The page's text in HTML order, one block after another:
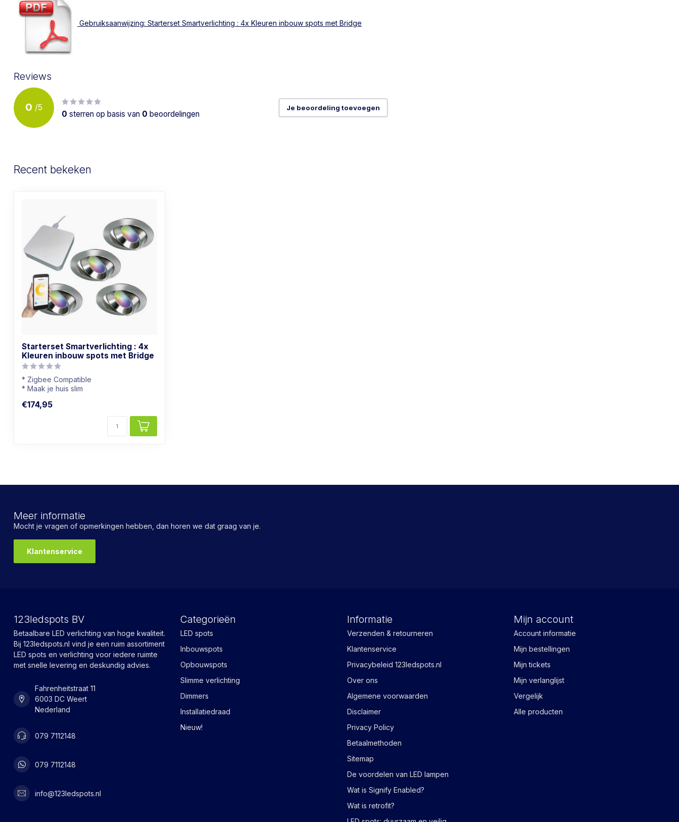
Gebruiksaanwijzing: Starterset Smartverlichting : 4x Kleuren inbouw spots met Bridge
Reviews
0 /5
0 sterren op basis van 0 beoordelingen
Je beoordeling toevoegen
Recent bekeken
Starterset Smartverlichting : 4x
Kleuren inbouw spots met Bridge
* Zigbee Compatible
* Maak je huis slim
€174,95
Meer informatie
Mocht je vragen of opmerkingen hebben, dan horen we dat graag van je.
Klantenservice
123ledspots BV
Betaalbare LED verlichting van hoge kwaliteit.
Bij 123ledspots.nl vind je een ruim assortiment
LED spots en verlichting voor iedere ruimte
met snelle levering en deskundig advies.
Fahrenheitstraat 11
6003 DC Weert
Nederland
079 7112148
079 7112148
info@123ledspots.nl
Categorieën
LED spots
Inbouwspots
Opbouwspots
Slimme verlichting
Dimmers
Installatiedraad
Nieuw!
Informatie
Verzenden & retourneren
Klantenservice
Privacybeleid 123ledspots.nl
Over ons
Algemene voorwaarden
Disclaimer
Privacy Policy
Betaalmethoden
Sitemap
De voordelen van LED lampen
Wat is Signify Enabled?
Wat is retrofit?
Mijn account
Account informatie
Mijn bestellingen
Mijn tickets
Mijn verlanglijst
Vergelijk
Alle producten